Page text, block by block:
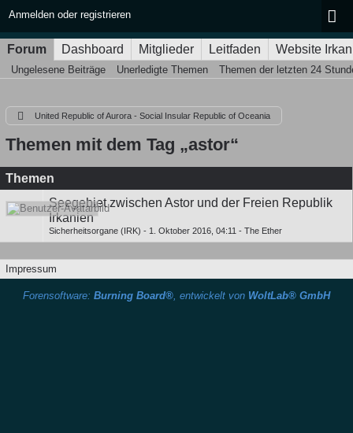
Anmelden oder registrieren
Forum Dashboard Mitglieder Leitfaden Website
Ungelesene Beiträge Unerledigte Themen Themen der letzten 24
United Republic of Aurora - Social Insular Republic of Oceania
Themen mit dem Tag „astor“
Themen
Seegebiet zwischen Astor und der Freien Republik
Irkanien
Sicherheitsorgane (IRK) - 1. Oktober 2016, 04:11 - The Ether
Impressum
Forensoftware: Burning Board®, entwickelt von WoltLab® GmbH